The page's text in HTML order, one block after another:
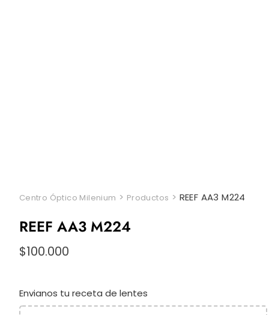
Centro Óptico Milenium > Productos > REEF AA3 M224
REEF AA3 M224
$100.000
Envianos tu receta de lentes